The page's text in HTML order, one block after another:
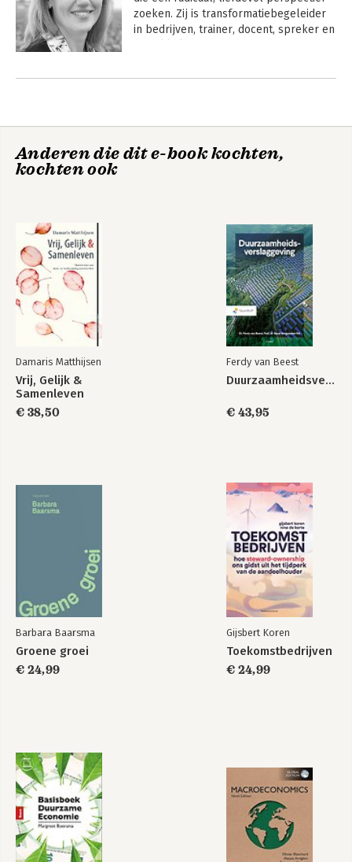
zoeken. Zij is transformatiebegeleider
in bedrijven, trainer, docent, spreker en
samenleving. Economy Transformers
de Constructieve Rebellen Award van
Andere boeken door Damaris
Vrij, Gelijk &
Samenleven
Bekijk alle boeken
Anderen die dit e-book kochten,
kochten ook
Damaris Matthijsen
Vrij, Gelijk &
Samenleven
€ 38,50
Ferdy van Beest
Duurzaamheidsverslaggeving
€ 43,95
Barbara Baarsma
Groene groei
€ 24,99
Gijsbert Koren
Toekomstbedrijven
€ 24,99